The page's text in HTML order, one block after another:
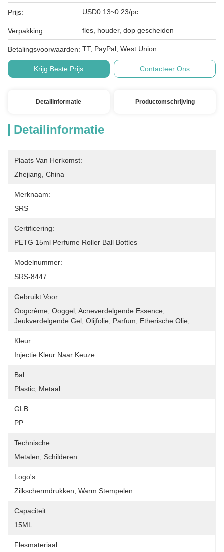
Prijs: USD0.13~0.23/pc
Verpakking: fles, houder, dop gescheiden
Betalingsvoorwaarden: TT, PayPal, West Union
Krijg Beste Prijs Contacteer Ons
Detailinformatie Productomschrijving
Detailinformatie
Plaats Van Herkomst:
Zhejiang, China
Merknaam:
SRS
Certificering:
PETG 15ml Perfume Roller Ball Bottles
Modelnummer:
SRS-8447
Gebruikt Voor:
Oogcrème, Ooggel, Acneverdelgende Essence,
Jeukverdelgende Gel, Olijfolie, Parfum, Etherische Olie,
Kleur:
Injectie Kleur Naar Keuze
Bal.:
Plastic, Metaal.
GLB:
PP
Technische:
Metalen, Schilderen
Logo's:
Zilkschermdrukken, Warm Stempelen
Capaciteit:
15ML
Flesmateriaal: